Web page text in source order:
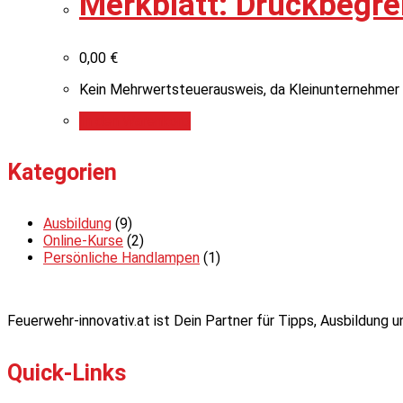
0,00 €
Kein Mehrwertsteuerausweis, da Kleinunternehmer
Kategorien
Ausbildung (9)
Online-Kurse (2)
Persönliche Handlampen (1)
Feuerwehr-innovativ.at ist Dein Partner für Tipps, Ausbildung
Quick-Links